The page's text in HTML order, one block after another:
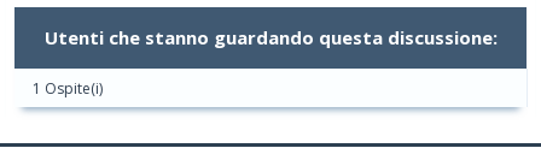
Utenti che stanno guardando questa discussione:
1 Ospite(i)